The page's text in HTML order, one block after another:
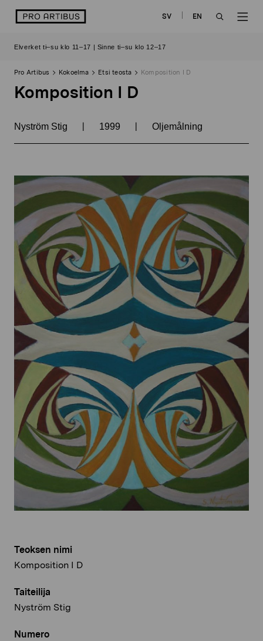
sisältöön
logo SV
EN
Elverket ti–su klo 11–17 | Sinne ti–su klo 12–17
Pro Artibus Kokoelma Etsi teosta Komposition I D
Komposition I D
Nyström Stig | 1999 | Oljemålning
Teoksen nimi
Komposition I D
Taiteilija
Nyström Stig
Numero